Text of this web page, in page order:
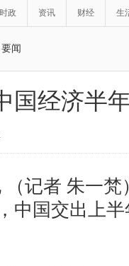
时政 资讯 财经 生
要闻
国经济半
（记者 朱一
中国交出上